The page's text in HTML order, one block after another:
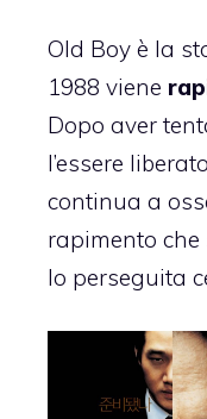
Old Boy è la
1988 viene
Dopo aver
l’essere
continua a
rapimento
lo perseguita